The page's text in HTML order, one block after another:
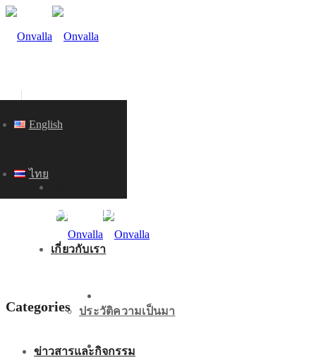
เกี่ยวกับเรา
ประวัติความเป็นมา
English
ไทย
เกี่ยวกับเรา
KNOWLEDGE
Categories
ข่าวสารและกิจกรรม